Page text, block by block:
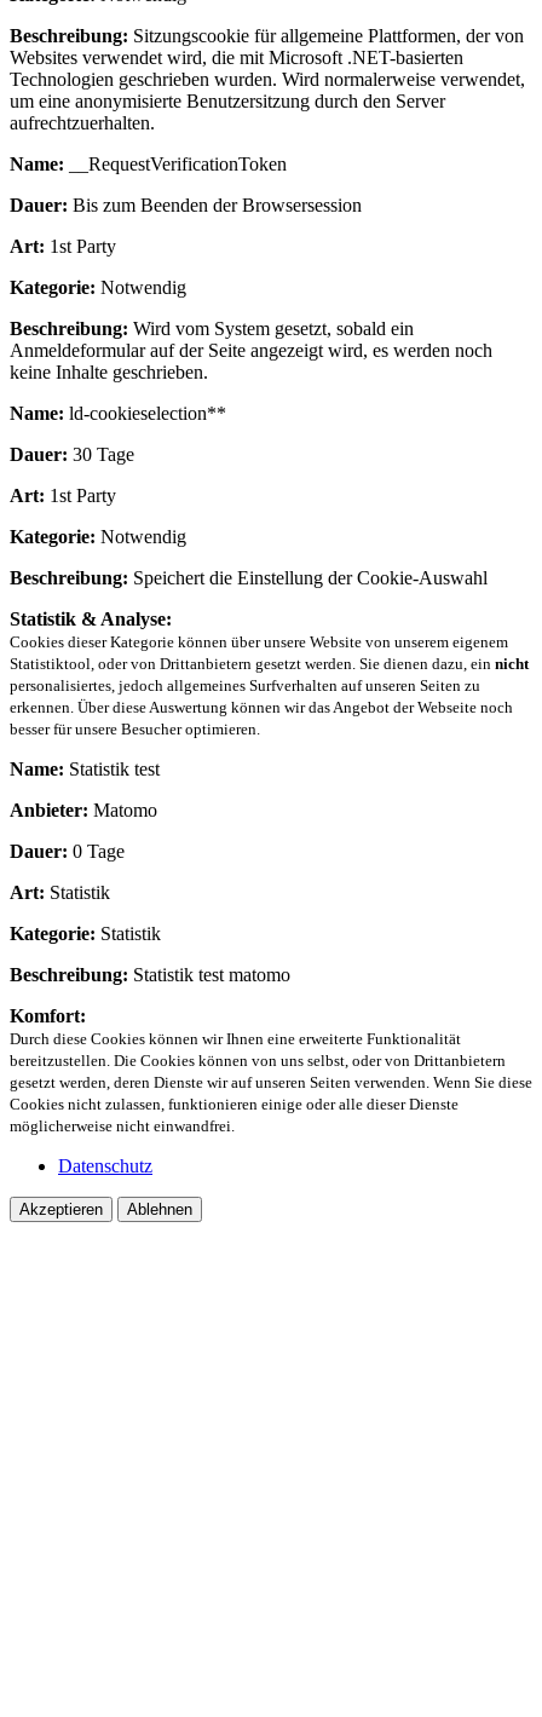
Beschreibung: Sitzungscookie für allgemeine Plattformen, der von
Websites verwendet wird, die mit Microsoft .NET-basierten
Technologien geschrieben wurden. Wird normalerweise verwendet,
um eine anonymisierte Benutzersitzung durch den Server
aufrechtzuerhalten.
Name: __RequestVerificationToken
Dauer: Bis zum Beenden der Browsersession
Art: 1st Party
Kategorie: Notwendig
Beschreibung: Wird vom System gesetzt, sobald ein
Anmeldeformular auf der Seite angezeigt wird, es werden noch
keine Inhalte geschrieben.
Name: ld-cookieselection**
Dauer: 30 Tage
Art: 1st Party
Kategorie: Notwendig
Beschreibung: Speichert die Einstellung der Cookie-Auswahl
Statistik & Analyse:
Cookies dieser Kategorie können über unsere Website von unserem eigenem
Statistiktool, oder von Drittanbietern gesetzt werden. Sie dienen dazu, ein nicht
personalisiertes, jedoch allgemeines Surfverhalten auf unseren Seiten zu
erkennen. Über diese Auswertung können wir das Angebot der Webseite noch
besser für unsere Besucher optimieren.
Name: Statistik test
Anbieter: Matomo
Dauer: 0 Tage
Art: Statistik
Kategorie: Statistik
Beschreibung: Statistik test matomo
Komfort:
Durch diese Cookies können wir Ihnen eine erweiterte Funktionalität
bereitzustellen. Die Cookies können von uns selbst, oder von Drittanbietern
gesetzt werden, deren Dienste wir auf unseren Seiten verwenden. Wenn Sie diese
Cookies nicht zulassen, funktionieren einige oder alle dieser Dienste
möglicherweise nicht einwandfrei.
Datenschutz
Akzeptieren Ablehnen